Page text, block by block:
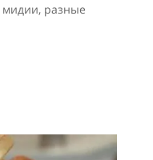
мидии, разные